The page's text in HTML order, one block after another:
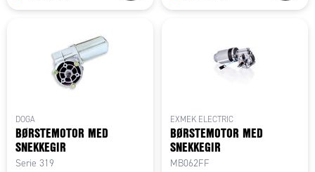
DOGA
BØRSTEMOTOR MED
SNEKKEGIR
Serie 319
EXMEK ELECTRIC
BØRSTEMOTOR MED
SNEKKEGIR
MB062FF